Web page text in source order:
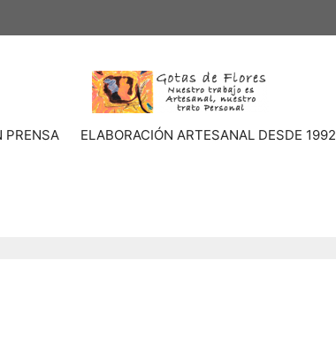
PRENSA ELABORACIÓN ARTESANAL DESDE 1992